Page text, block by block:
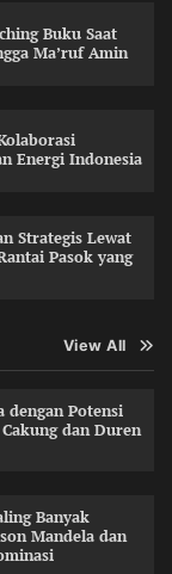
Buku Saat
Ma’ruf Amin
Energi Indonesia
Strategis Lewat
Pasok yang
View All
dengan Potensi
dan Duren
Banyak
Mandela dan